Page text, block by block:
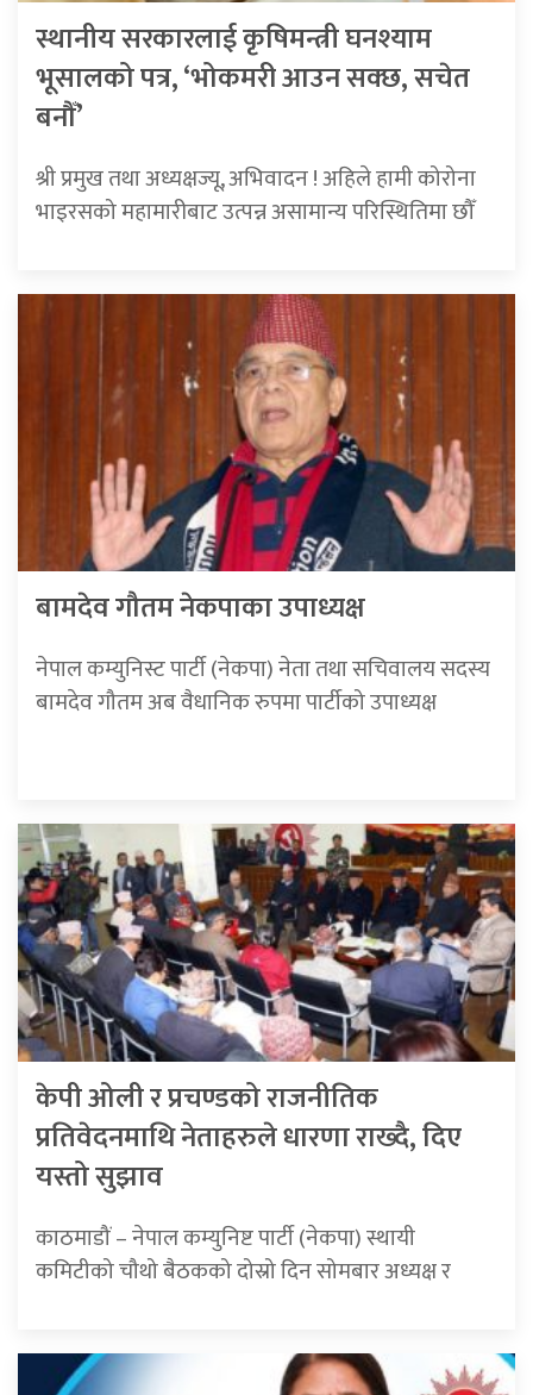
स्थानीय सरकारलाई कृषिमन्त्री घनश्याम
भूसालको पत्र, ‘भोकमरी आउन सक्छ, सचेत
बनौँ’
श्री प्रमुख तथा अध्यक्षज्यू, अभिवादन ! अहिले हामी कोरोना
भाइरसको महामारीबाट उत्पन्न असामान्य परिस्थितिमा छौँ
बामदेव गौतम नेकपाका उपाध्यक्ष
नेपाल कम्युनिस्ट पार्टी (नेकपा) नेता तथा सचिवालय सदस्य
बामदेव गौतम अब वैधानिक रुपमा पार्टीको उपाध्यक्ष
केपी ओली र प्रचण्डको राजनीतिक
प्रतिवेदनमाथि नेताहरुले धारणा राख्दै, दिए
यस्तो सुझाव
काठमाडौं – नेपाल कम्युनिष्ट पार्टी (नेकपा) स्थायी
कमिटीको चौथो बैठकको दोस्रो दिन सोमबार अध्यक्ष र